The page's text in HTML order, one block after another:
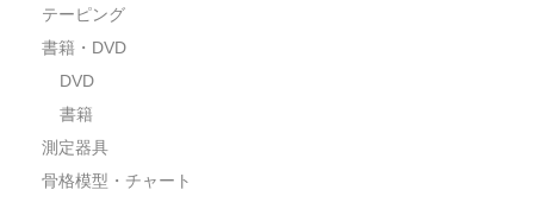
テーピング
書籍・DVD
DVD
書籍
測定器具
骨格模型・チャート